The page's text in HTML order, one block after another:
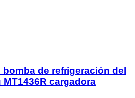
bomba de refrigeración del
cargadora